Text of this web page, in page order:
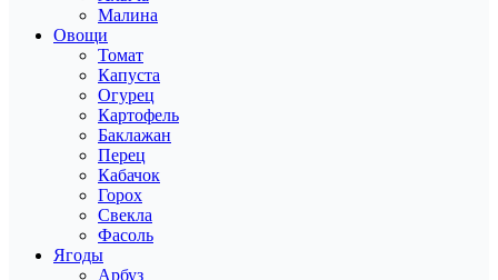
Малина
Овощи
Томат
Капуста
Огурец
Картофель
Баклажан
Перец
Кабачок
Горох
Свекла
Фасоль
Ягоды
Арбуз